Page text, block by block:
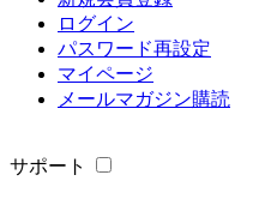
ログイン
パスワード再設定
マイページ
メールマガジン購読
サポート